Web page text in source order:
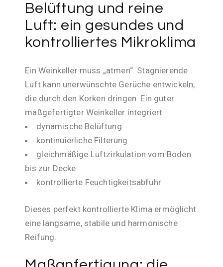
Belüftung und reine
Luft: ein gesundes und
kontrolliertes Mikroklima
Ein Weinkeller muss „atmen“. Stagnierende
Luft kann unerwünschte Gerüche entwickeln,
die durch den Korken dringen. Ein guter
maßgefertigter Weinkeller integriert:
dynamische Belüftung
kontinuierliche Filterung
gleichmäßige Luftzirkulation vom Boden
bis zur Decke
kontrollierte Feuchtigkeitsabfuhr
Dieses perfekt kontrollierte Klima ermöglicht
eine langsame, stabile und harmonische
Reifung.